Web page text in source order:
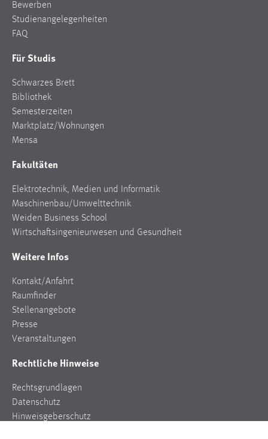
Bewerben
Studienangelegenheiten
FAQ
Für Studis
Schwarzes Brett
Bibliothek
Semesterzeiten
Marktplatz/Wohnungen
Mensa
Fakultäten
Elektrotechnik, Medien und Informatik
Maschinenbau/Umwelttechnik
Weiden Business School
Wirtschaftsingenieurwesen und Gesundheit
Weitere Infos
Kontakt/Anfahrt
Raumfinder
Stellenangebote
Presse
Veranstaltungen
Rechtliche Hinweise
Rechtsgrundlagen
Datenschutz
Hinweisgeberschutz